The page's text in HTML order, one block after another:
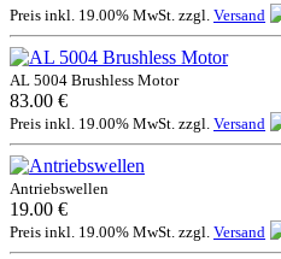
Preis inkl. 19.00% MwSt. zzgl. Versand
AL 5004 Brushless Motor
83.00 €
Preis inkl. 19.00% MwSt. zzgl. Versand
Antriebswellen
19.00 €
Preis inkl. 19.00% MwSt. zzgl. Versand